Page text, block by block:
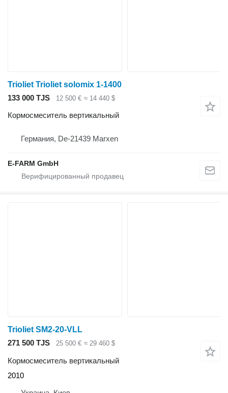
Trioliet Trioliet solomix 1-1400
133 000 TJS
12 500 € ≈ 14 440 $
Кормосмеситель вертикальный
Германия, De-21439 Marxen
E-FARM GmbH
Trioliet SM2-20-VLL
271 500 TJS
25 500 € ≈ 29 460 $
Кормосмеситель вертикальный
2010